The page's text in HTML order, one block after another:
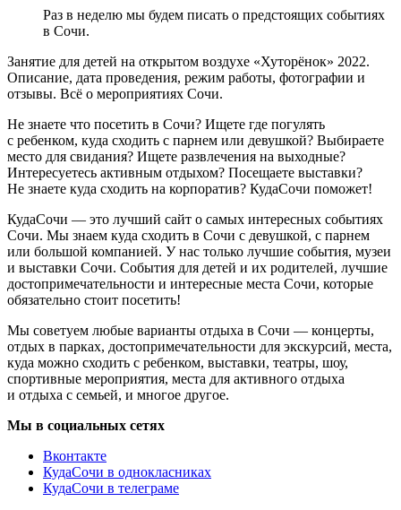
Раз в неделю мы будем писать о предстоящих событиях
в Сочи.
Занятие для детей на открытом воздухе «Хуторёнок» 2022.
Описание, дата проведения, режим работы, фотографии и
отзывы. Всё о мероприятиях Сочи.
Не знаете что посетить в Сочи? Ищете где погулять
с ребенком, куда сходить с парнем или девушкой? Выбираете
место для свидания? Ищете развлечения на выходные?
Интересуетесь активным отдыхом? Посещаете выставки?
Не знаете куда сходить на корпоратив? КудаСочи поможет!
КудаСочи — это лучший сайт о самых интересных событиях
Сочи. Мы знаем куда сходить в Сочи с девушкой, с парнем
или большой компанией. У нас только лучшие события, музеи
и выставки Сочи. События для детей и их родителей, лучшие
достопримечательности и интересные места Сочи, которые
обязательно стоит посетить!
Мы советуем любые варианты отдыха в Сочи — концерты,
отдых в парках, достопримечательности для экскурсий, места,
куда можно сходить с ребенком, выставки, театры, шоу,
спортивные мероприятия, места для активного отдыха
и отдыха с семьей, и многое другое.
Мы в социальных сетях
Вконтакте
КудаСочи в однокласниках
КудаСочи в телеграме